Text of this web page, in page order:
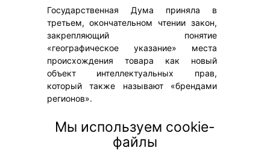
Государственная Дума приняла в
третьем, окончательном чтении закон,
закрепляющий понятие
«географическое указание» места
происхождения товара как новый
объект интеллектуальных прав,
который также называют «брендами
регионов».
Мы используем cookie-
файлы